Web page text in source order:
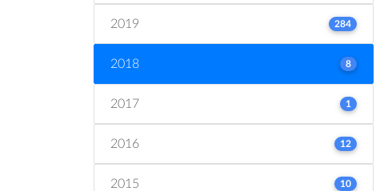
2019 284
2018 8
2017 1
2016 12
2015 10